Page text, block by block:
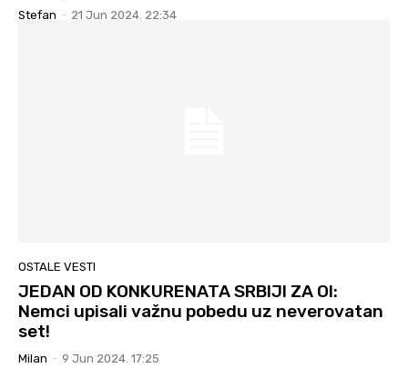
Stefan - 21 Jun 2024. 22:34
OSTALE VESTI
JEDAN OD KONKURENATA SRBIJI ZA OI:
Nemci upisali važnu pobedu uz neverovatan
set!
Milan - 9 Jun 2024. 17:25